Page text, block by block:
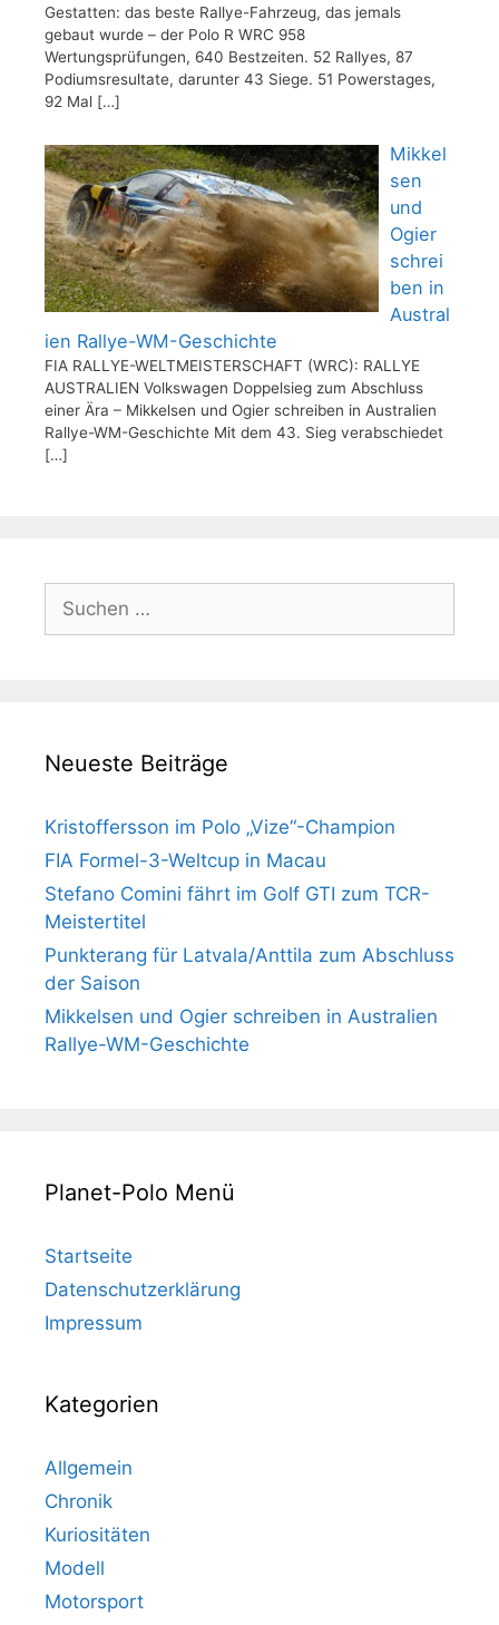
Gestatten: das beste Rallye-Fahrzeug, das jemals
gebaut wurde – der Polo R WRC 958
Wertungsprüfungen, 640 Bestzeiten. 52 Rallyes, 87
Podiumsresultate, darunter 43 Siege. 51 Powerstages,
92 Mal […]
Mikkel
sen
und
Ogier
schrei
ben in
Austral
ien Rallye-WM-Geschichte
FIA RALLYE-WELTMEISTERSCHAFT (WRC): RALLYE
AUSTRALIEN Volkswagen Doppelsieg zum Abschluss
einer Ära – Mikkelsen und Ogier schreiben in Australien
Rallye-WM-Geschichte Mit dem 43. Sieg verabschiedet
[…]
Suchen
nach:
Neueste Beiträge
Kristoffersson im Polo „Vize“-Champion
FIA Formel-3-Weltcup in Macau
Stefano Comini fährt im Golf GTI zum TCR-
Meistertitel
Punkterang für Latvala/Anttila zum Abschluss
der Saison
Mikkelsen und Ogier schreiben in Australien
Rallye-WM-Geschichte
Planet-Polo Menü
Startseite
Datenschutzerklärung
Impressum
Kategorien
Allgemein
Chronik
Kuriositäten
Modell
Motorsport